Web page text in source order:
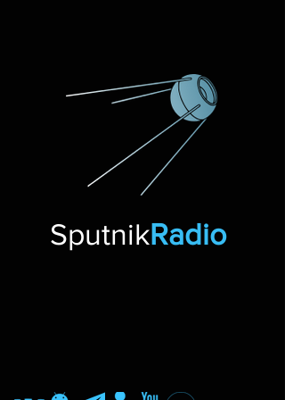
SputnikRadio